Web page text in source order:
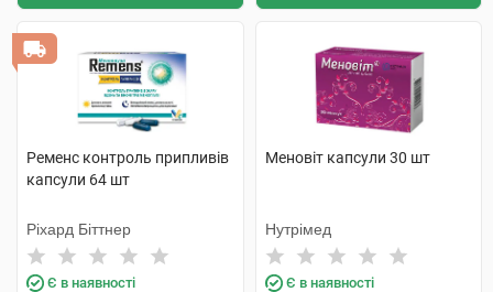
Ременс контроль припливів
капсули 64 шт
Ріхард Біттнер
Є в наявності
Меновіт капсули 30 шт
Нутрімед
Є в наявності